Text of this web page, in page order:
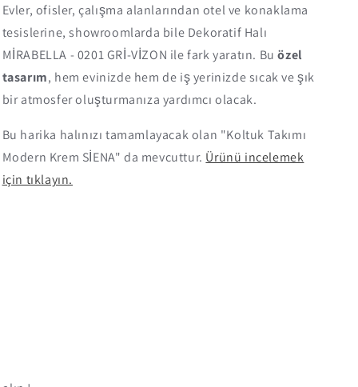
Evler, ofisler, çalışma alanlarından otel ve konaklama
tesislerine, showroomlarda bile Dekoratif Halı
MİRABELLA - 0201 GRİ-VİZON ile fark yaratın. Bu özel
tasarım, hem evinizde hem de iş yerinizde sıcak ve şık
bir atmosfer oluşturmanıza yardımcı olacak.
Bu harika halınızı tamamlayacak olan "Koltuk Takımı
Modern Krem SİENA" da mevcuttur. Ürünü incelemek
için tıklayın.